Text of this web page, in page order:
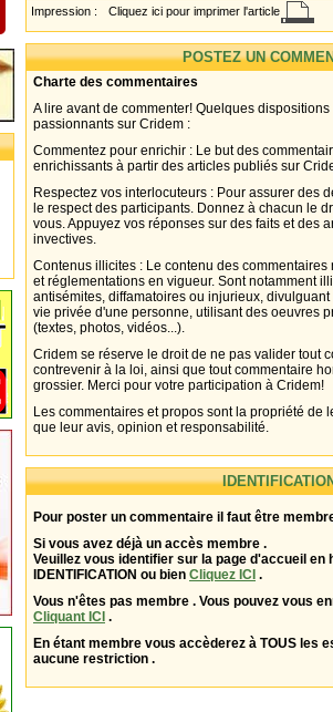
Impression : Cliquez ici pour imprimer l'article
POSTEZ UN
Charte des commentaires
A lire avant de commenter! Quelques
passionnants sur Cridem :
Commentez pour enrichir : Le but des
enrichissants à partir des articles publiés sur
Respectez vos interlocuteurs : Pour assurer des
le respect des participants. Donnez à chacun le
vous. Appuyez vos réponses sur des faits et des
invectives.
Contenus illicites : Le contenu des
et réglementations en vigueur. Sont notamment
antisémites, diffamatoires ou injurieux,
vie privée d'une personne, utilisant des oeuvres
(textes, photos, vidéos...).
Cridem se réserve le droit de ne pas valider tout
contrevenir à la loi, ainsi que tout commentaire
grossier. Merci pour votre participation à Cridem!
Les commentaires et propos sont la propriété de
que leur avis, opinion et responsabilité.
Pour poster un commentaire il faut être
Si vous avez déjà un accès membre .
Veuillez vous identifier sur la page d'accueil en
IDENTIFICATION ou bien Cliquez ICI .
Vous n'êtes pas membre . Vous pouvez vous
Cliquant ICI .
En étant membre vous accèderez à TOUS les
aucune restriction .